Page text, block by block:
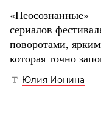
«Неосознанные»
сериалов
поворотами,
которая точно
Юлия Ионина